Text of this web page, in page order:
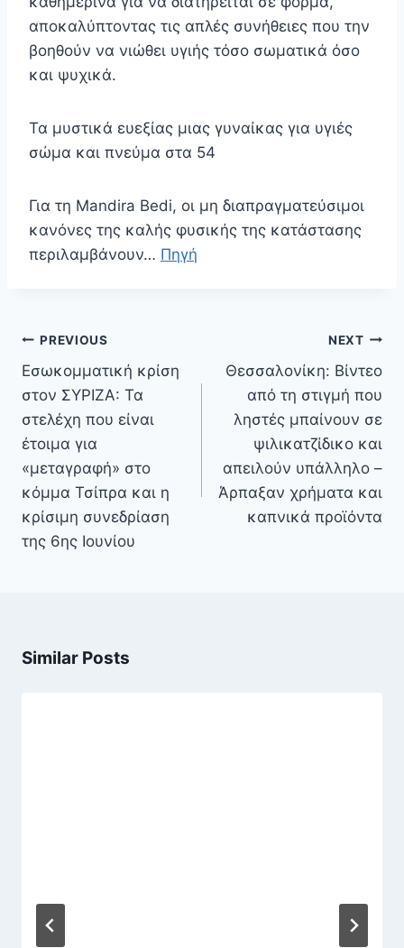
αποκαλύπτοντας τις απλές συνήθειες που την
βοηθούν να νιώθει υγιής τόσο σωματικά όσο
και ψυχικά.
Τα μυστικά ευεξίας μιας γυναίκας για υγιές
σώμα και πνεύμα στα 54
Για τη Mandira Bedi, οι μη διαπραγματεύσιμοι
κανόνες της καλής φυσικής της κατάστασης
περιλαμβάνουν… Πηγή
Πλοήγηση
άρθρων
PREVIOUS
Εσωκομματική κρίση
στον ΣΥΡΙΖΑ: Τα
στελέχη που είναι
έτοιμα για
«μεταγραφή» στο
κόμμα Τσίπρα και η
κρίσιμη συνεδρίαση
της 6ης Ιουνίου
NEXT
Θεσσαλονίκη: Βίντεο
από τη στιγμή που
ληστές μπαίνουν σε
ψιλικατζίδικο και
απειλούν υπάλληλο –
Άρπαξαν χρήματα και
καπνικά προϊόντα
Similar Posts